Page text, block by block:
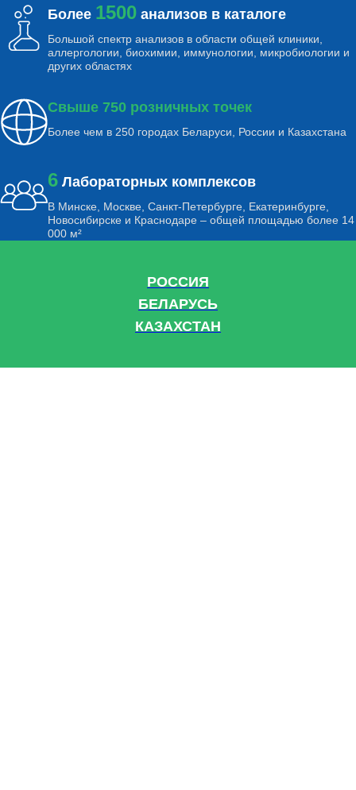
Более 1500 анализов в каталоге
Большой спектр анализов в области общей клиники,
аллергологии, биохимии, иммунологии, микробиологии и
других областях
Свыше 750 розничных точек
Более чем в 250 городах Беларуси, России и Казахстана
6 Лабораторных комплексов
В Минске, Москве, Санкт-Петербурге, Екатеринбурге,
Новосибирске и Краснодаре – общей площадью более 14
000 м²
РОССИЯ
БЕЛАРУСЬ
КАЗАХСТАН